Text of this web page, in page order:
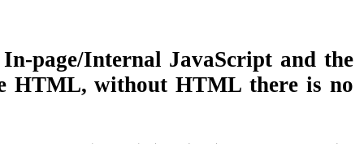
page/Internal JavaScript and the
HTML, without HTML there is no